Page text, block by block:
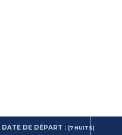
DATE DE DÉPART :(7NUITS)